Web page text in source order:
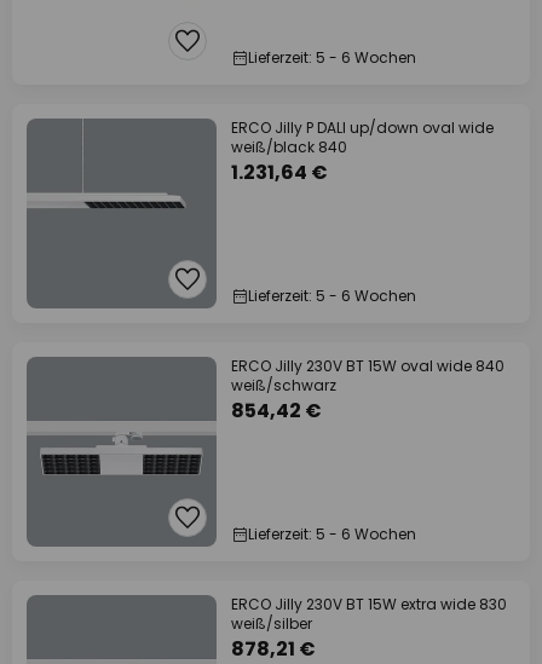
Lieferzeit: 5 - 6 Wochen
ERCO Jilly P DALI up/down oval wide
weiß/black 840
1.231,64 €
Lieferzeit: 5 - 6 Wochen
ERCO Jilly 230V BT 15W oval wide 840
weiß/schwarz
854,42 €
Lieferzeit: 5 - 6 Wochen
ERCO Jilly 230V BT 15W extra wide 830
weiß/silber
878,21 €